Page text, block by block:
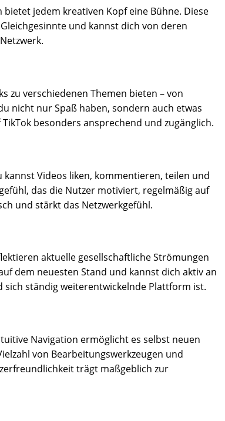
jedem kreativen Kopf eine Bühne. Diese
und kannst dich von deren
zu verschiedenen Themen bieten – von
nicht nur Spaß haben, sondern auch etwas
besonders ansprechend und zugänglich.
Videos liken, kommentieren, teilen und
das die Nutzer motiviert, regelmäßig auf
und stärkt das Netzwerkgefühl.
aktuelle gesellschaftliche Strömungen
dem neuesten Stand und kannst dich aktiv an
sich ständig weiterentwickelnde Plattform ist.
Navigation ermöglicht es selbst neuen
von Bearbeitungswerkzeugen und
trägt maßgeblich zur